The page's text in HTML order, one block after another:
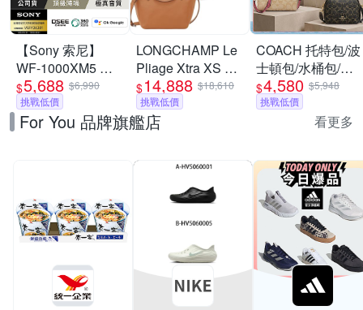
【Sony 索尼】
WF-1000XM5 旗
艦真無線藍牙耳機
(公司貨 保固12+6
個月)
$5,688 $6,990
挑戰低價
LONGCHAMP Le
Pliage Xtra XS 奔
馬烙印牛皮斜背水
餃包-多色可選
$14,888 $18,610
挑戰低價
COACH 托特包/波
士頓包/水桶包/兩
用包 均一價
$4,580 $5,948
挑戰低價
For You 品牌旗艦店 看更多